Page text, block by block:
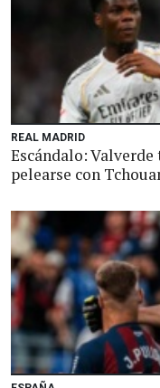
REAL MADRID
Escándalo:
pelearse con